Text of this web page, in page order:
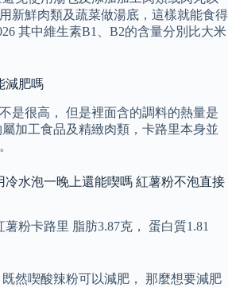
新鮮肉類及蔬菜做湯底，這樣就能食得
其中維生素B1、B2的含量分別比大米
減肥嗎
是很高， 但是裡面含的調料的熱量是
加工食品及精緻肉類，卡路里本身並
冷水泡一晚上還能喫嗎 紅薯粉不泡直接
粉卡路里 脂肪3.87克， 蛋白質1.81
然喫酸辣粉可以減肥， 那麼想要減肥